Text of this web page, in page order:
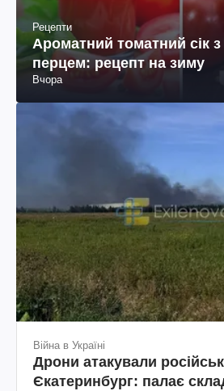
Рецепти
Ароматний томатний сік
перцем: рецепт на зиму
Вчора
Війна в Україні
Дрони атакували
Єкатеринбург: палає